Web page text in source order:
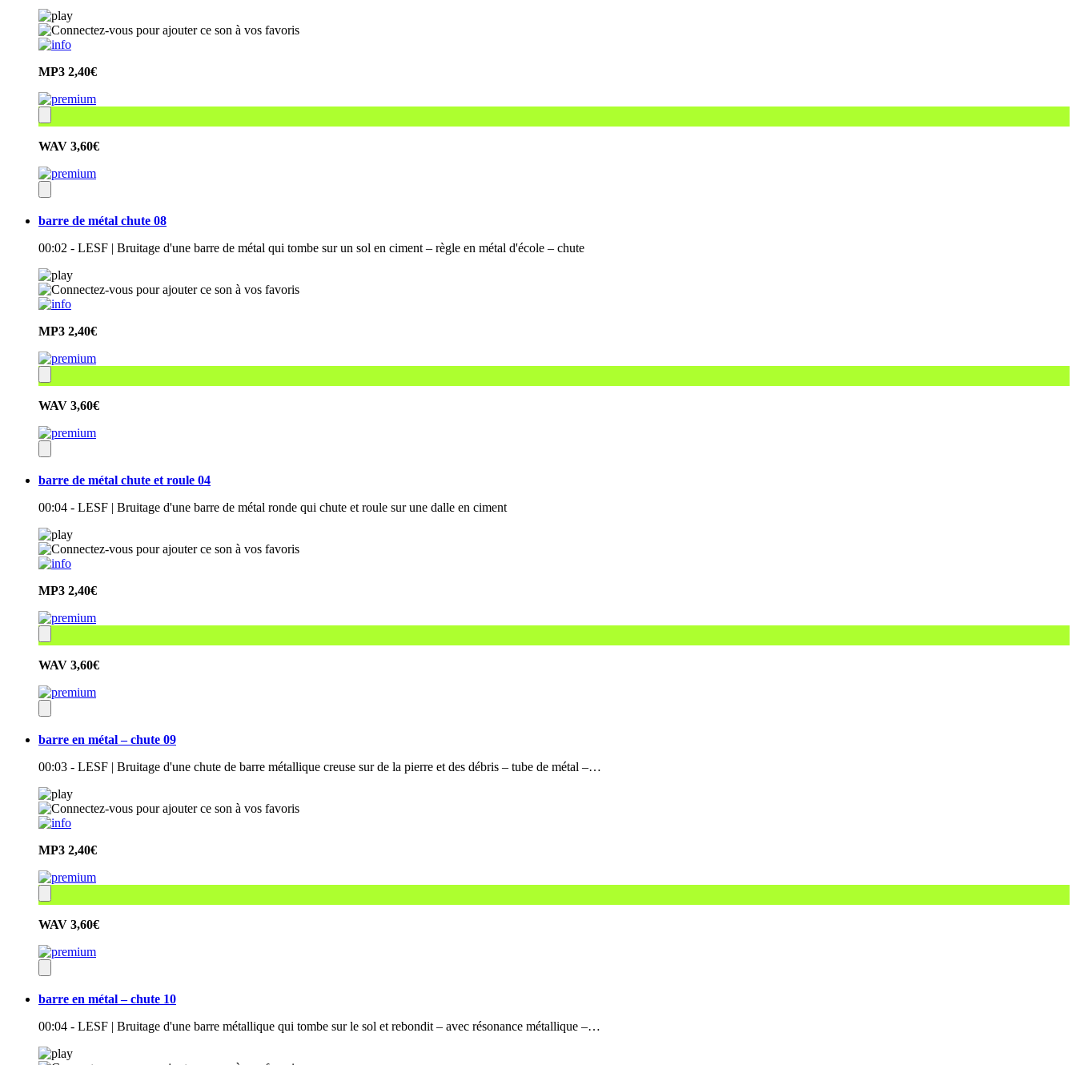
MP3 2,40€
WAV 3,60€
barre de métal chute 08
00:02 - LESF | Bruitage d'une barre de métal qui tombe sur un sol en ciment – règle en métal d'école – chute
MP3 2,40€
WAV 3,60€
barre de métal chute et roule 04
00:04 - LESF | Bruitage d'une barre de métal ronde qui chute et roule sur une dalle en ciment
MP3 2,40€
WAV 3,60€
barre en métal – chute 09
00:03 - LESF | Bruitage d'une chute de barre métallique creuse sur de la pierre et des débris – tube de métal –…
MP3 2,40€
WAV 3,60€
barre en métal – chute 10
00:04 - LESF | Bruitage d'une barre métallique qui tombe sur le sol et rebondit – avec résonance métallique –…